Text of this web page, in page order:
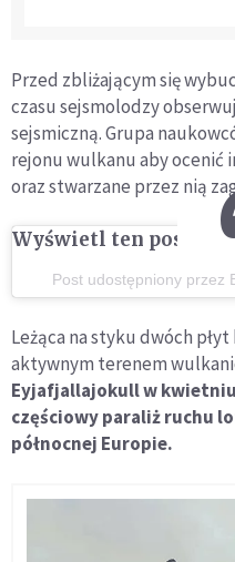
Przed zbliżającym się
czasu sejsmolodzy
sejsmiczną. Grupa
rejonu wulkanu aby ocenić
oraz stwarzane przez nią
Wyświetl ten post na
Post udostępniony przez
Leżąca na styku dwóch
aktywnym terenem
Eyjafjallajokull w kwietniu
częściowy paraliż ruchu
północnej Europie.